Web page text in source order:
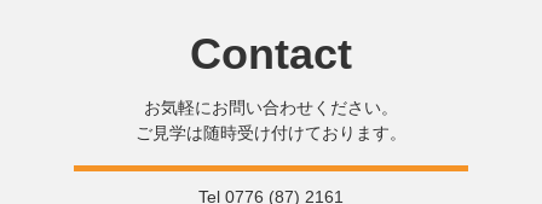
Contact
お気軽にお問い合わせください。
ご見学は随時受け付けております。
Tel 0776 (87) 2161